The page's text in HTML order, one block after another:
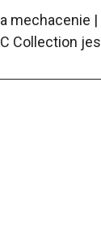
mechacenie
Collection